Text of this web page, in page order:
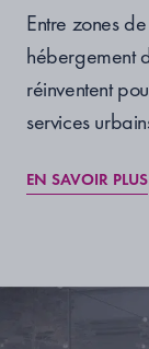
Entre zones
hébergement
réinventent
services
EN SAVOIR PLUS